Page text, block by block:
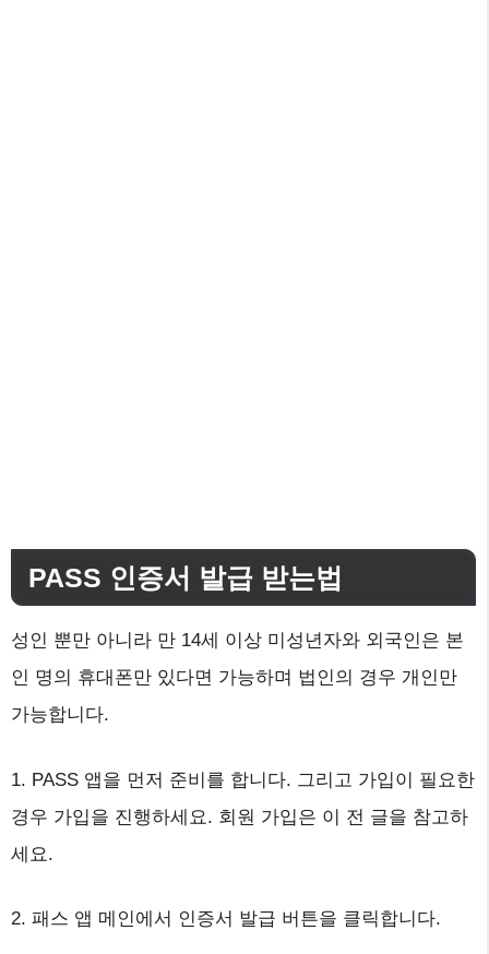
PASS 인증서 발급 받는법
성인 뿐만 아니라 만 14세 이상 미성년자와 외국인은 본
인 명의 휴대폰만 있다면 가능하며 법인의 경우 개인만
가능합니다.
1. PASS 앱을 먼저 준비를 합니다. 그리고 가입이 필요한
경우 가입을 진행하세요. 회원 가입은 이 전 글을 참고하
세요.
2. 패스 앱 메인에서 인증서 발급 버튼을 클릭합니다.